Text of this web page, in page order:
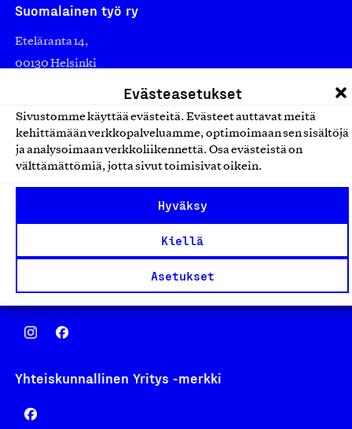
Evästeasetukset
Sivustomme käyttää evästeitä. Evästeet auttavat meitä
kehittämään verkkopalveluamme, optimoimaan sen sisältöjä
ja analysoimaan verkkoliikennettä. Osa evästeistä on
välttämättömiä, jotta sivut toimisivat oikein.
Hyväksy
Kiellä
Asetukset
Suomalainen työ ry
Eteläranta 14,
00130 Helsinki
laskutus@suomalainentyo.fi
Design From Finland
Yhteiskunnallinen Yritys -merkki